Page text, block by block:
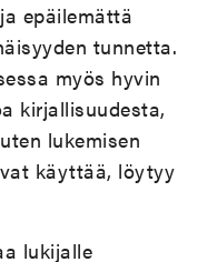
epäilemättä
tunnetta.
myös hyvin
kirjallisuudesta,
lukemisen
käyttää, löytyy
lukijalle